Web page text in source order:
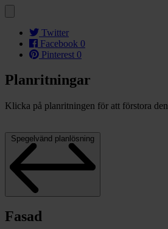
Twitter
Facebook 0
Pinterest 0
Planritningar
Klicka på planritningen för att förstora den
Spegelvänd planlösning
Fasad